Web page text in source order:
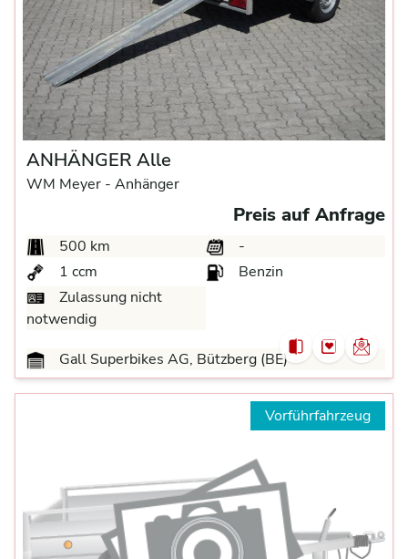
ANHÄNGER Alle
WM Meyer - Anhänger
Preis auf Anfrage
500 km
-
1 ccm
Benzin
Zulassung nicht
notwendig
Gall Superbikes AG, Bützberg (BE)
Vorführfahrzeug